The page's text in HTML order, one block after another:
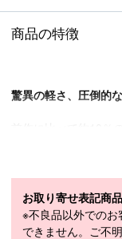
商品の特徴
驚異の軽さ、圧倒的
ョン機能を搭載し、
FJ史上最軽量級の「
高いフィット性と快
お取り寄せ表記商
※不良品以外での
できません。ご不